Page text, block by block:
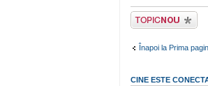
Scrie un subiect
nou
Înapoi la Prima
CINE ESTE